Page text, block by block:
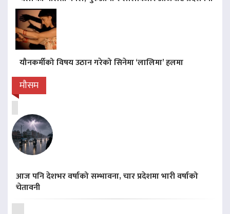
यौनकर्मीको विषय उठान गरेको सिनेमा ‘लालिमा’ हलमा
मौसम
आज पनि देशभर वर्षाको सम्भावना, चार प्रदेशमा भारी वर्षाको
चेतावनी